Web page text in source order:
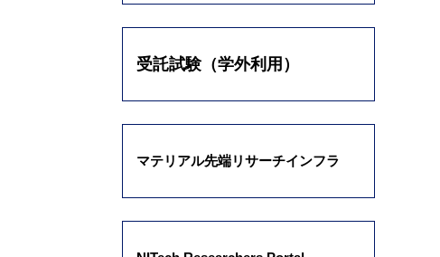
受託試験（学外利用）
マテリアル先端リサーチインフラ